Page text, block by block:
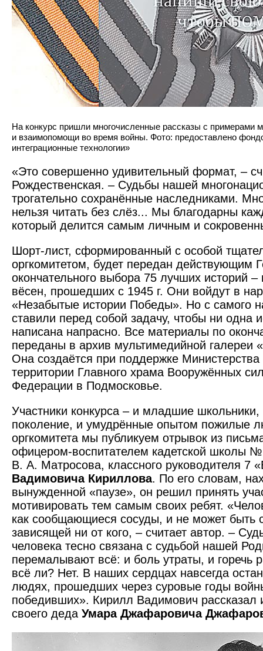
На конкурс пришли многочисленные рассказы с примерами
и взаимопомощи во время войны. Фото: предоставлено
интеграционные технологии»
«Это совершенно удивительный формат, –
Рождественская. – Судьбы нашей
трогательно сохранённые наследниками.
нельзя читать без слёз... Мы благодарны
который делится самым личным и
Шорт-лист, сформированный с особой
оргкомитетом, будет передан действующим
окончательного выбора 75 лучших историй
вёсен, прошедших с 1945 г. Они войдут в
«Незабытые истории Победы». Но с самого
ставили перед собой задачу, чтобы ни одна
написана напрасно. Все материалы по
переданы в архив мультимедийной галереи
Она создаётся при поддержке
территории Главного храма Вооружённых
Федерации в Подмосковье.
Участники конкурса – и младшие школьники,
поколение, и умудрённые опытом пожилые
оргкомитета мы публикуем отрывок из
офицером-воспитателем кадетской школы
В. А. Матросова, классного руководителя 7
Вадимовича Кириллова. По его словам,
вынужденной «паузе», он решил принять
мотивировать тем самым своих ребят.
как сообщающиеся сосуды, и не может быть
зависящей ни от кого, – считает автор. –
человека тесно связана с судьбой нашей
перемалывают всё: и боль утраты, и горечь
всё ли? Нет. В наших сердцах навсегда
людях, прошедших через суровые годы
победивших». Кирилл Вадимович рассказал
своего деда Умара Джафаровича